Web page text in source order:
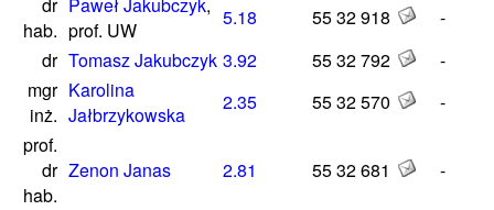
hab. prof. UW
5.18 55 32 918
-
dr Tomasz Jakubczyk 3.92 55 32 792
-
mgr
inż.
Karolina
Jałbrzykowska
2.35 55 32 570
-
prof.
dr
hab.
Zenon Janas 2.81 55 32 681 -